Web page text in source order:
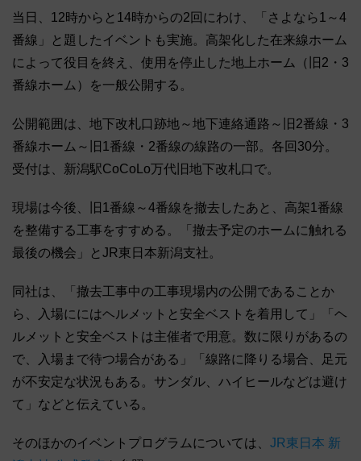
当日、12時からと14時からの2回にわけ、「さよなら1～4
番線」と題したイベントも実施。高架化した在来線ホーム
によって役目を終え、使用を停止した地上ホーム（旧2・3
番線ホーム）を一般公開する。
公開範囲は、地下改札口跡地～地下連絡通路～旧2番線・3
番線ホーム～旧1番線・2番線の線路の一部。各回30分。
受付は、新潟駅CoCoLo万代旧地下改札口で。
現場は今後、旧1番線～4番線を撤去したあと、高架1番線
を整備する工事をすすめる。「撤去予定のホームに触れる
最後の機会」とJR東日本新潟支社。
同社は、「撤去工事中の工事現場内の公開であることか
ら、入場ににはヘルメットと安全ベストを着用して」「ヘ
ルメットと安全ベストは主催者で用意。数に限りがあるの
で、入場まで待つ場合がある」「線路に降りる場合、足元
が不安定な状況もある。サンダル、ハイヒールなどは避け
て」などと伝えている。
そのほかのイベントプログラムについては、 JR東日本 新